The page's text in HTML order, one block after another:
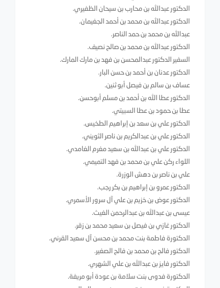
الدكتور عبدالله بن محارب بن سيحان الظفيري.
الدكتور عبدالله بن محمد بن أحمد الجغيمان.
عبدالله بن محمد بن حمد الناصر.
الدكتور عبدالله بن محمد بن صالح نصيف.
السفير الدكتور عبدالمحسن بن فهد بن مارك المارك.
الدكتور عدنان بن أحمد بن حسن البار.
عساف بن سالم بن فيصل أبو ثنين.
الدكتور عطا الله بن أحمد بن مسلم أبوحسن.
عطا بن حمود بن عطا السبيتي.
الدكتور علي بن سعد بن إبراهيم الطخيس.
الدكتور علي بن عبدالكريم بن ناصر الثويني.
الدكتور علي بن عبدالله بن سعيد مغرم الغامدي.
اللواء ركن علي بن محمد بن فهد التميمي.
علي بن ناصر بن دهش الوزرة.
الدكتور عمرو بن إبراهيم بن بكر رجب.
الدكتور عوض بن خزيم بن علي آل سرور الأسمري.
عيسى بن عبدالله بن عبدالرحمن الغيث.
الدكتور غازي بن فيصل بن سعيد محمد بن زقر.
الدكتورة فاطمة بنت محمد بن محسن آل سعيد القرني.
الدكتور فالح بن محمد بن فالح الصغير.
الدكتور فايز بن عبدالله بن علي الشهري.
الدكتورة فدوى بنت سلامة بن عودة أبو مريفة.